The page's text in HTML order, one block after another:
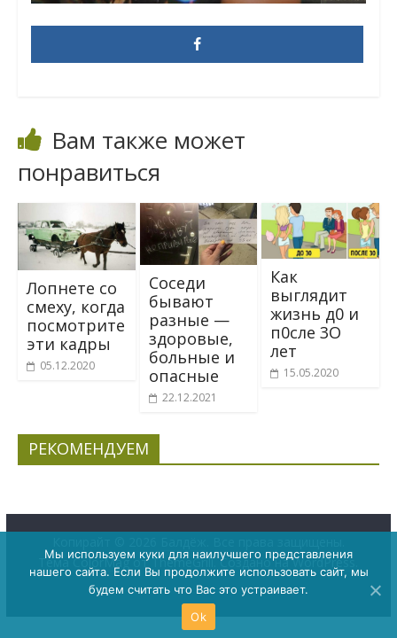
Вам также может
понравиться
Лопнете со
смеху, когда
посмотрите
эти кадры
05.12.2020
Соседи
бывают
разные —
здоровые,
больные и
опасные
22.12.2021
Как
выглядит
жизнь д0 и
п0сле 3O
лет
15.05.2020
РЕКОМЕНДУЕМ
ТемаColorMagот ThemeGrill. Создано наWordPress
Мы используем куки для наилучшего представления
нашего сайта. Если Вы продолжите использовать сайт, мы
будем считать что Вас это устраивает.
Ok